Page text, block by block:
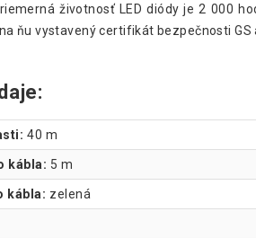
životnosť LED diódy je 2 000
ňu vystavený certifikát bezpečnosti
40 m
kábla: 5 m
kábla: zelená